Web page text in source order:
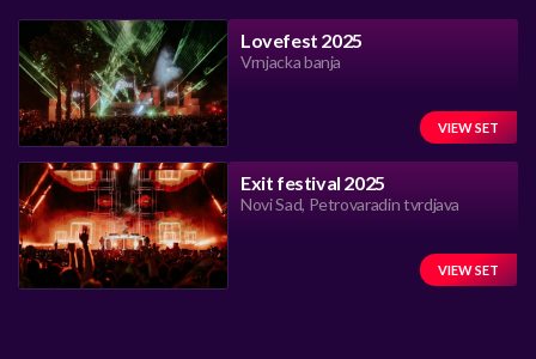
Lovefest 2025
Vrnjacka banja
VIEW SET
Exit festival 2025
Novi Sad, Petrovaradin tvrdjava
VIEW SET